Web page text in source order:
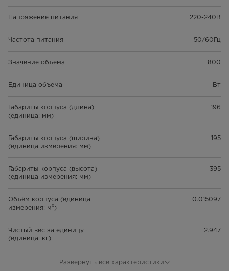
Напряжение питания 220-240В
Частота питания 50/60Гц
Значение объема 800
Единица объема Вт
Габариты корпуса (длина)
(единица: мм)
196
Габариты корпуса (ширина)
(единица измерения: мм)
195
Габариты корпуса (высота)
(единица измерения: мм)
395
Объём корпуса (единица
измерения: м³)
0.015097
Чистый вес за единицу
(единица: кг)
2.947
Объем упаковки на единицуРазвернуть все характеристики